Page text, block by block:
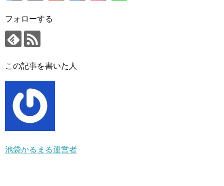
フォローする
この記事を書いた人
池袋かるまる運営者